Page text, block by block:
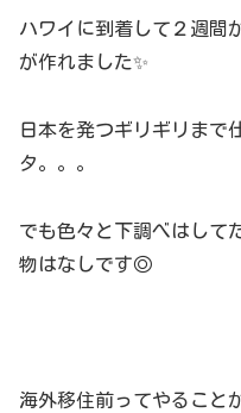
ハワイに到着して２週間
が作れました✨
日本を発つギリギリまで
タ。。。
でも色々と下調べはして
物はなしです◎
海外移住前ってやること